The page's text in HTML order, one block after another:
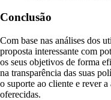
Conclusão
Com base nas análises dos
proposta interessante com
os seus objetivos de forma
na transparência das suas
o suporte ao cliente e rever
oferecidas.